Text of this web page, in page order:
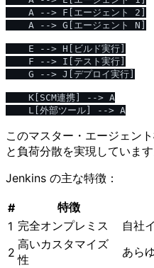
    A --> F[エージェント 2]
    A --> G[エージェント N]
    E --> H[ビルド実行]
    F --> I[テスト実行]
    G --> J[デプロイ実行]
    K[SCM連携] --> A
このマスター・エージェン
と負荷分散を実現しています
Jenkins の主な特徴：
# 特徴
1 完全オンプレミス
自社
2
高いカスタマイズ
性
あら